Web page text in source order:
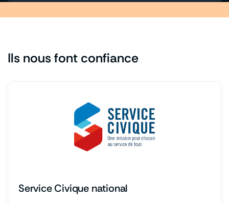
Ils nous font confiance
Service Civique national